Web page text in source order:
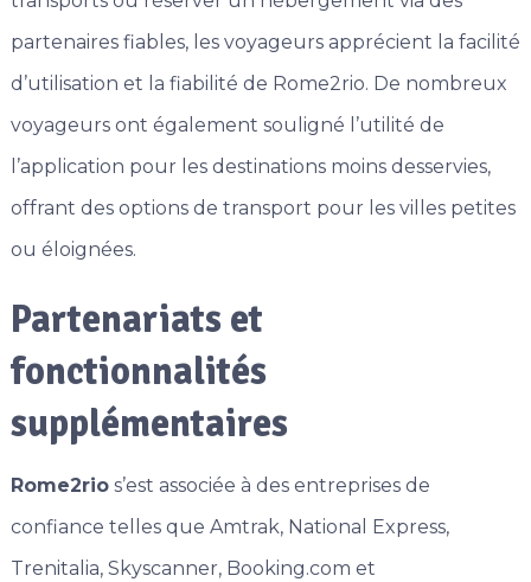
partenaires fiables, les voyageurs apprécient la facilité
d’utilisation et la fiabilité de Rome2rio. De nombreux
voyageurs ont également souligné l’utilité de
l’application pour les destinations moins desservies,
offrant des options de transport pour les villes petites
ou éloignées.
Partenariats et
fonctionnalités
supplémentaires
Rome2rios’est associée à des entreprises de
confiance telles que Amtrak, National Express,
Trenitalia, Skyscanner, Booking.com et